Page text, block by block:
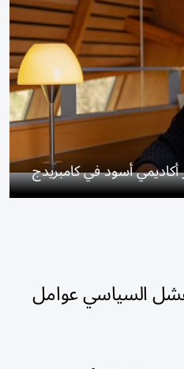
أكاديمي أسود في كامبريدج
السياسي عوامل